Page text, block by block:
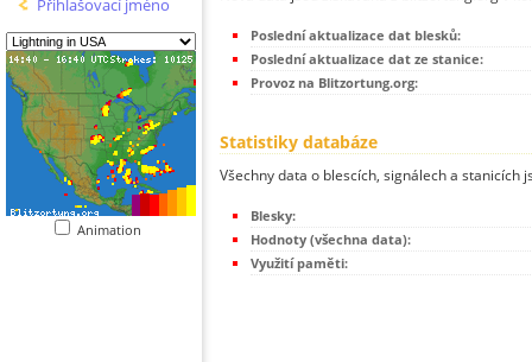
Přihlašovací jméno
Animation
Poslední aktualizace dat blesků:
Poslední aktualizace dat ze stanice:
Provoz na Blitzortung.org:
Statistiky databáze
Všechny data o blescích, signálech a
Blesky:
Hodnoty (všechna data):
Využití paměti: